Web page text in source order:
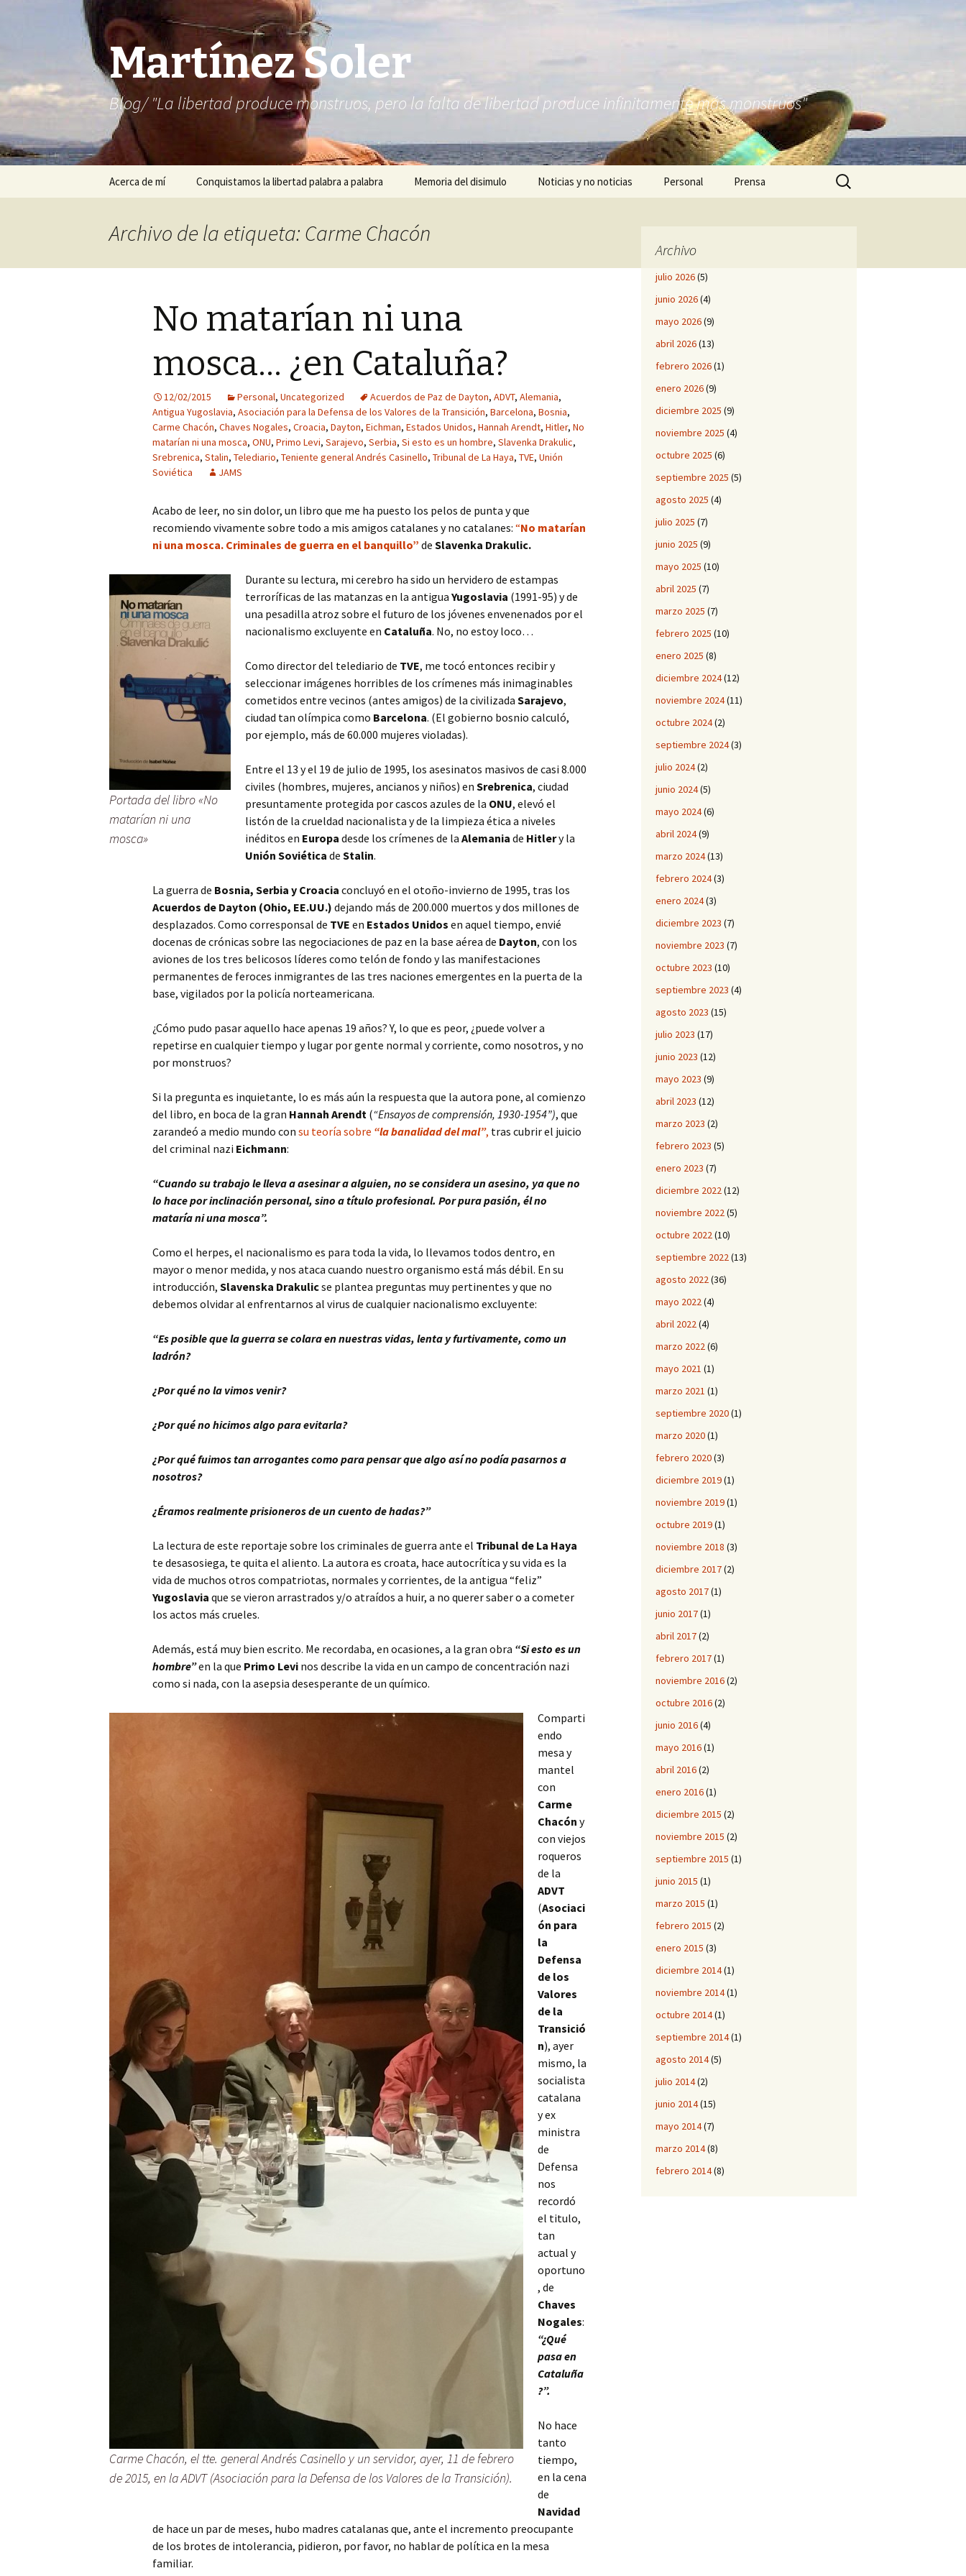
Martínez Soler
Blog/ "La libertad produce monstruos, pero la falta de libertad produce infinitamente más monstruos"
Saltar
Acerca de mí Conquistamos la libertad palabra a palabra Memoria del disimulo Noticias y no noticias Personal Prensa Buscar:
Archivo de la etiqueta: Carme Chacón
No matarían ni una
mosca… ¿en Cataluña?
12/02/2015 Personal, Uncategorized Acuerdos de Paz de Dayton, ADVT, Alemania,
Antigua Yugoslavia, Asociación para la Defensa de los Valores de la Transición, Barcelona, Bosnia,
Carme Chacón, Chaves Nogales, Croacia, Dayton, Eichman, Estados Unidos, Hannah Arendt, Hitler, No
matarían ni una mosca, ONU, Primo Levi, Sarajevo, Serbia, Si esto es un hombre, Slavenka Drakulic,
Srebrenica, Stalin, Telediario, Teniente general Andrés Casinello, Tribunal de La Haya, TVE, Unión
Soviética
JAMS
Acabo de leer, no sin dolor, un libro que me ha puesto los pelos de punta y que
recomiendo vivamente sobre todo a mis amigos catalanes y no catalanes: “No matarían
ni una mosca. Criminales de guerra en el banquillo” de Slavenka Drakulic.
Portada del libro «No
matarían ni una
mosca»
Durante su lectura, mi cerebro ha sido un hervidero de estampas
terroríficas de las matanzas en la antigua Yugoslavia (1991-95) y de
una pesadilla atroz sobre el futuro de los jóvenes envenenados por el
nacionalismo excluyente en Cataluña. No, no estoy loco…
Como director del telediario de TVE, me tocó entonces recibir y
seleccionar imágenes horribles de los crímenes más inimaginables
cometidos entre vecinos (antes amigos) de la civilizada Sarajevo,
ciudad tan olímpica como Barcelona. (El gobierno bosnio calculó,
por ejemplo, más de 60.000 mujeres violadas).
Entre el 13 y el 19 de julio de 1995, los asesinatos masivos de casi 8.000
civiles (hombres, mujeres, ancianos y niños) en Srebrenica, ciudad
presuntamente protegida por cascos azules de la ONU, elevó el
listón de la crueldad nacionalista y de la limpieza ética a niveles
inéditos en Europa desde los crímenes de la Alemania de Hitlery la
Unión Soviética de Stalin.
La guerra de Bosnia, Serbia y Croacia concluyó en el otoño-invierno de 1995, tras los
Acuerdos de Dayton (Ohio, EE.UU.) dejando más de 200.000 muertos y dos millones de
desplazados. Como corresponsal de TVE en Estados Unidos en aquel tiempo, envié
docenas de crónicas sobre las negociaciones de paz en la base aérea de Dayton, con los
aviones de los tres belicosos líderes como telón de fondo y las manifestaciones
permanentes de feroces inmigrantes de las tres naciones emergentes en la puerta de la
base, vigilados por la policía norteamericana.
¿Cómo pudo pasar aquello hace apenas 19 años? Y, lo que es peor, ¿puede volver a
repetirse en cualquier tiempo y lugar por gente normal y corriente, como nosotros, y no
por monstruos?
Si la pregunta es inquietante, lo es más aún la respuesta que la autora pone, al comienzo
del libro, en boca de la gran Hannah Arendt (“Ensayos de comprensión, 1930-1954”), que
zarandeó a medio mundo con su teoría sobre “la banalidad del mal”, tras cubrir el juicio
del criminal nazi Eichmann:
“Cuando su trabajo le lleva a asesinar a alguien, no se considera un asesino, ya que no
lo hace por inclinación personal, sino a título profesional. Por pura pasión, él no
mataría ni una mosca”.
Como el herpes, el nacionalismo es para toda la vida, lo llevamos todos dentro, en
mayor o menor medida, y nos ataca cuando nuestro organismo está más débil. En su
introducción, Slavenska Drakulicse plantea preguntas muy pertinentes y que no
debemos olvidar al enfrentarnos al virus de cualquier nacionalismo excluyente:
“Es posible que la guerra se colara en nuestras vidas, lenta y furtivamente, como un
ladrón?
¿Por qué no la vimos venir?
¿Por qué no hicimos algo para evitarla?
¿Por qué fuimos tan arrogantes como para pensar que algo así no podía pasarnos a
nosotros?
¿Éramos realmente prisioneros de un cuento de hadas?”
La lectura de este reportaje sobre los criminales de guerra ante el Tribunal de La Haya
te desasosiega, te quita el aliento. La autora es croata, hace autocrítica y su vida es la
vida de muchos otros compatriotas, normales y corrientes, de la antigua “feliz”
Yugoslavia que se vieron arrastrados y/o atraídos a huir, a no querer saber o a cometer
los actos más crueles.
Además, está muy bien escrito. Me recordaba, en ocasiones, a la gran obra “Si esto es un
hombre”en la que Primo Levi nos describe la vida en un campo de concentración nazi
como si nada, con la asepsia desesperante de un químico.
Carme Chacón, el tte. general Andrés Casinello y un servidor, ayer, 11 de febrero
de 2015, en la ADVT (Asociación para la Defensa de los Valores de la Transición).
Comparti
endo
mesa y
mantel
con
Carme
Chacón y
con viejos
roqueros
de la
ADVT
(Asociaci
ón para
la
Defensa
de los
Valores
de la
Transició
n), ayer
mismo, la
socialista
catalana
y ex
ministra
de
Defensa
nos
recordó
el titulo,
tan
actual y
oportuno
, de
Chaves
Nogales:
“¿Qué
pasa en
Cataluña
?”.
No hace
tanto
tiempo,
en la cena
de
Navidad
de hace un par de meses, hubo madres catalanas que, ante el incremento preocupante
de los brotes de intolerancia, pidieron, por favor, no hablar de política en la mesa
familiar.
Archivo
julio 2026(5)
junio 2026(4)
mayo 2026(9)
abril 2026(13)
febrero 2026(1)
enero 2026(9)
diciembre 2025 (9)
noviembre 2025 (4)
octubre 2025 (6)
septiembre 2025 (5)
agosto 2025 (4)
julio 2025 (7)
junio 2025 (9)
mayo 2025 (10)
abril 2025 (7)
marzo 2025 (7)
febrero 2025 (10)
enero 2025 (8)
diciembre 2024(12)
noviembre 2024(11)
octubre 2024(2)
septiembre 2024(3)
julio 2024(2)
junio 2024(5)
mayo 2024(6)
abril 2024(9)
marzo 2024(13)
febrero 2024(3)
enero 2024(3)
diciembre 2023 (7)
noviembre 2023 (7)
octubre 2023 (10)
septiembre 2023 (4)
agosto 2023 (15)
julio 2023 (17)
junio 2023 (12)
mayo 2023 (9)
abril 2023 (12)
marzo 2023 (2)
febrero 2023 (5)
enero 2023 (7)
diciembre 2022(12)
noviembre 2022(5)
octubre 2022(10)
septiembre 2022(13)
agosto 2022(36)
mayo 2022(4)
abril 2022(4)
marzo 2022(6)
mayo 2021 (1)
marzo 2021 (1)
septiembre 2020(1)
marzo 2020(1)
febrero 2020(3)
diciembre 2019(1)
noviembre 2019(1)
octubre 2019(1)
noviembre 2018 (3)
diciembre 2017(2)
agosto 2017(1)
junio 2017(1)
abril 2017(2)
febrero 2017(1)
noviembre 2016(2)
octubre 2016(2)
junio 2016(4)
mayo 2016(1)
abril 2016(2)
enero 2016(1)
diciembre 2015 (2)
noviembre 2015 (2)
septiembre 2015 (1)
junio 2015 (1)
marzo 2015 (1)
febrero 2015 (2)
enero 2015 (3)
diciembre 2014(1)
noviembre 2014(1)
octubre 2014(1)
septiembre 2014(1)
agosto 2014(5)
julio 2014(2)
junio 2014(15)
mayo 2014(7)
marzo 2014(8)
febrero 2014(8)